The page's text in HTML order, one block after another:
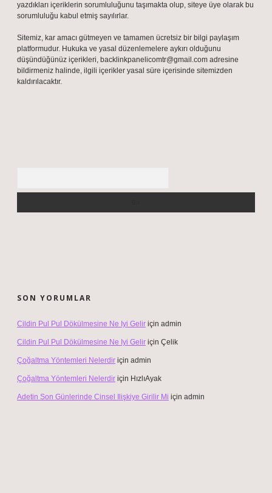
yazdıkları içeriklerin sorumluluğunu taşımakta olup, siteye üye olarak bu
sorumluluğu kabul etmiş sayılırlar.
Sitemiz, kar amacı gütmeyen ve tamamen ücretsiz bir bilgi paylaşım
platformudur. Hukuka ve yasal düzenlemelere aykırı olduğunu
düşündüğünüz içerikleri, backlinkpanelicomtr@gmail.com adresine
bildirmeniz halinde, ilgili içerikler yasal süre içerisinde sitemizden
kaldırılacaktır.
SON YORUMLAR
Cildin Pul Pul Dökülmesine Ne Iyi Gelir için admin
Cildin Pul Pul Dökülmesine Ne Iyi Gelir için Çelik
Çoğaltma Yöntemleri Nelerdir için admin
Çoğaltma Yöntemleri Nelerdir için HızlıAyak
Adetin Son Günlerinde Cinsel Ilişkiye Girilir Mi için admin